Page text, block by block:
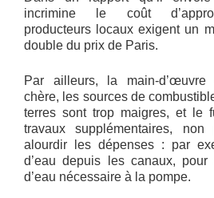
incrimine le coût
producteurs locaux exigent un
double du prix de Paris.
Par ailleurs, la main-
chère, les sources de
terres sont trop maigres, et le
travaux supplémentaires,
alourdir les dépenses : par
d’eau depuis les canaux,
d’eau nécessaire à la pompe.